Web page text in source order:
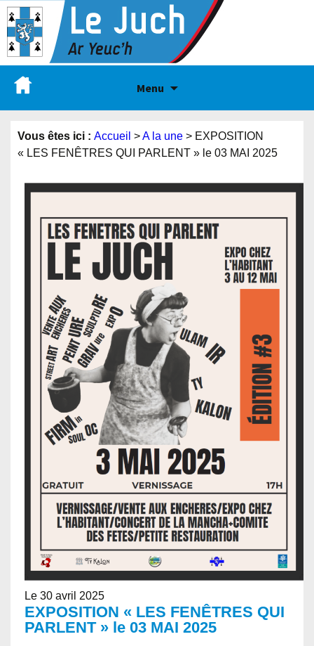
Menu
Vous êtes ici : Accueil >A la une > EXPOSITION
« LES FENÊTRES QUI PARLENT » le 03 MAI 2025
Le 30 avril 2025
EXPOSITION « LES FENÊTRES QUI
PARLENT » le 03 MAI 2025